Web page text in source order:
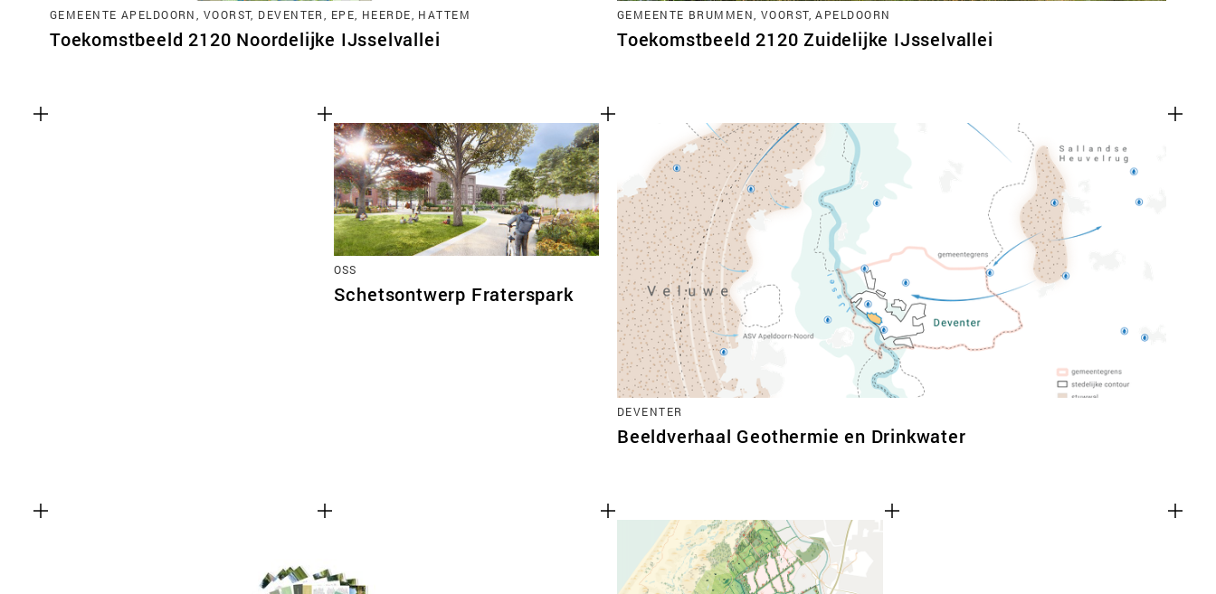
GEMEENTE APELDOORN, VOORST, DEVENTER, EPE, HEERDE, HATTEM
Toekomstbeeld 2120 Noordelijke IJsselvallei
GEMEENTE BRUMMEN, VOORST, APELDOORN
Toekomstbeeld 2120 Zuidelijke IJsselvallei
OSS
Schetsontwerp Fraterspark
DEVENTER
Beeldverhaal Geothermie en Drinkwater